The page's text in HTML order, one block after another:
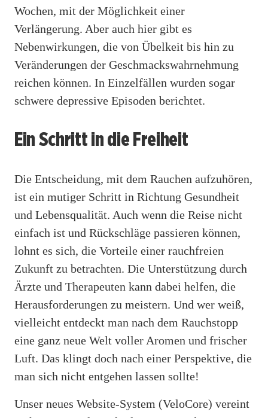
Wochen, mit der Möglichkeit einer
Verlängerung. Aber auch hier gibt es
Nebenwirkungen, die von Übelkeit bis hin zu
Veränderungen der Geschmackswahrnehmung
reichen können. In Einzelfällen wurden sogar
schwere depressive Episoden berichtet.
Ein Schritt in die Freiheit
Die Entscheidung, mit dem Rauchen aufzuhören,
ist ein mutiger Schritt in Richtung Gesundheit
und Lebensqualität. Auch wenn die Reise nicht
einfach ist und Rückschläge passieren können,
lohnt es sich, die Vorteile einer rauchfreien
Zukunft zu betrachten. Die Unterstützung durch
Ärzte und Therapeuten kann dabei helfen, die
Herausforderungen zu meistern. Und wer weiß,
vielleicht entdeckt man nach dem Rauchstopp
eine ganz neue Welt voller Aromen und frischer
Luft. Das klingt doch nach einer Perspektive, die
man sich nicht entgehen lassen sollte!
Unser neues Website-System (VeloCore) vereint